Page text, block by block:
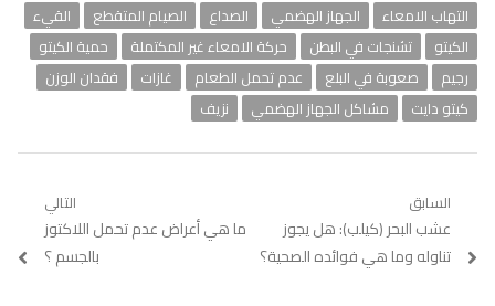
التهاب الامعاء
الجهاز الهضمي الصداع الصيام المتقطع
القيء
الكيتو
تشنجات في البطن حركة الامعاء غير المكتملة
حمية الكيتو
رجيم
صعوبة في البلع عدم تحمل الطعام غازات
فقدان الوزن
كيتو دايت
مشاكل الجهاز الهضمي نزيف
تصفّح
المقالات
السابق
Previous
post:
عشب البحر (كيلب): هل يجوز
تناوله وما هي فوائده الصحية؟
التالي
Next
ما هي أعراض عدم تحمل اللاكتوز
بالجسم ؟